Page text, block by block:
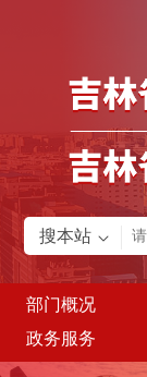
搜本站
部门概况
政务服务